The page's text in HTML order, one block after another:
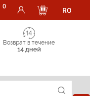
0
RO
Возврат в течение
14 дней